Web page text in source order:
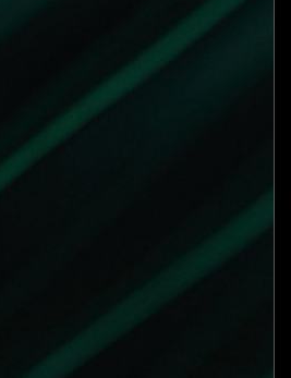
mit Moos und
die von eher
und
sie mit Licht,